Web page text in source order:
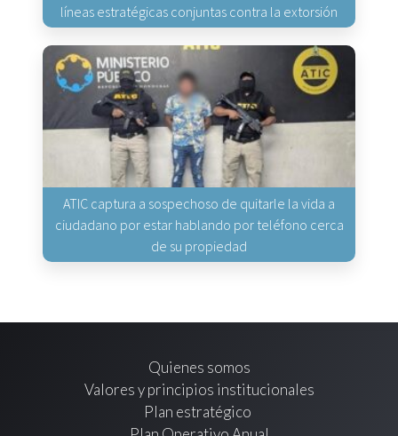
líneas estratégicas conjuntas contra la extorsión
ATIC captura a sospechoso de quitarle la vida a
ciudadano por estar hablando por teléfono cerca
de su propiedad
Quienes somos
Valores y principios institucionales
Plan estratégico